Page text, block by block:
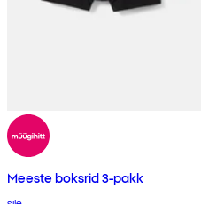
Meeste boksrid 3-pakk